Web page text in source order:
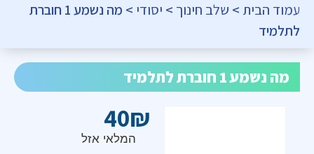
עמוד הבית > שלב חינוך > יסודי
> מה נשמע 1 חוברת
לתלמיד
מה נשמע 1 חוברת לתלמיד
40₪
המלאי אזל